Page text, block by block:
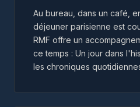
Au bureau, dans un café,
déjeuner parisienne est
RMF offre un
ce temps : Un jour dans
les chroniques